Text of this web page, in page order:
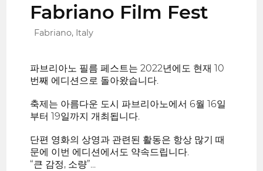
Fabriano Film Fest
Fabriano, Italy
파브리아노 필름 페스트는 2022년에도 현재 10
번째 에디션으로 돌아왔습니다.
축제는 아름다운 도시 파브리아노에서 6월 16일
부터 19일까지 개최됩니다.
단편 영화의 상영과 관련된 활동은 항상 많기 때
문에 이번 에디션에서도 약속드립니다.
“큰 감정, 소량”...